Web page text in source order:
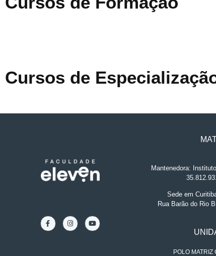
Cursos de
Mantenedora: Instituto
Sede em
Rua Barão do Rio
POLO MATRIZ